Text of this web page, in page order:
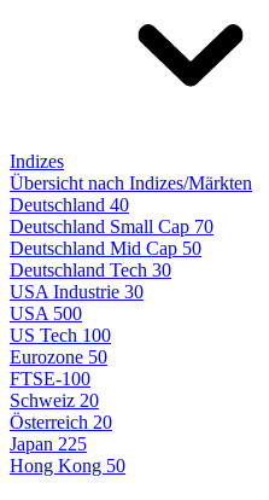
Indizes
Übersicht nach Indizes/Märkten
Deutschland 40
Deutschland Small Cap 70
Deutschland Mid Cap 50
Deutschland Tech 30
USA Industrie 30
USA 500
US Tech 100
Eurozone 50
FTSE-100
Schweiz 20
Österreich 20
Japan 225
Hong Kong 50